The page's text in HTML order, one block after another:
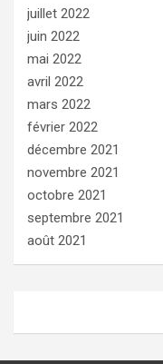
juillet 2022
juin 2022
mai 2022
avril 2022
mars 2022
février 2022
décembre 2021
novembre 2021
octobre 2021
septembre 2021
août 2021